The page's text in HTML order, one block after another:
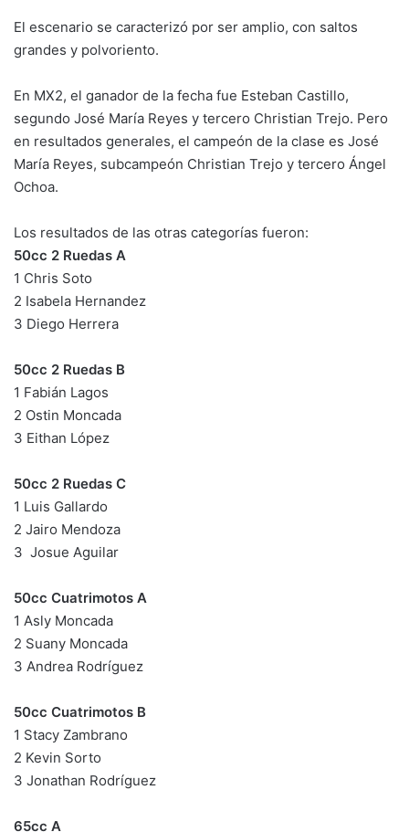
El escenario se caracterizó por ser amplio, con saltos
grandes y polvoriento.
En MX2, el ganador de la fecha fue Esteban Castillo,
segundo José María Reyes y tercero Christian Trejo. Pero
en resultados generales, el campeón de la clase es José
María Reyes, subcampeón Christian Trejo y tercero Ángel
Ochoa.
Los resultados de las otras categorías fueron:
50cc 2 Ruedas A
1 Chris Soto
2 Isabela Hernandez
3 Diego Herrera
50cc 2 Ruedas B
1 Fabián Lagos
2 Ostin Moncada
3 Eithan López
50cc 2 Ruedas C
1 Luis Gallardo
2 Jairo Mendoza
3 Josue Aguilar
50cc Cuatrimotos A
1 Asly Moncada
2 Suany Moncada
3 Andrea Rodríguez
50cc Cuatrimotos B
1 Stacy Zambrano
2 Kevin Sorto
3 Jonathan Rodríguez
65cc A